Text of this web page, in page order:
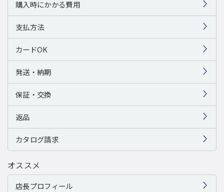
購入時にかかる費用
支払方法
カードOK
発送・納期
保証・交換
返品
カタログ請求
オススメ
店長プロフィール